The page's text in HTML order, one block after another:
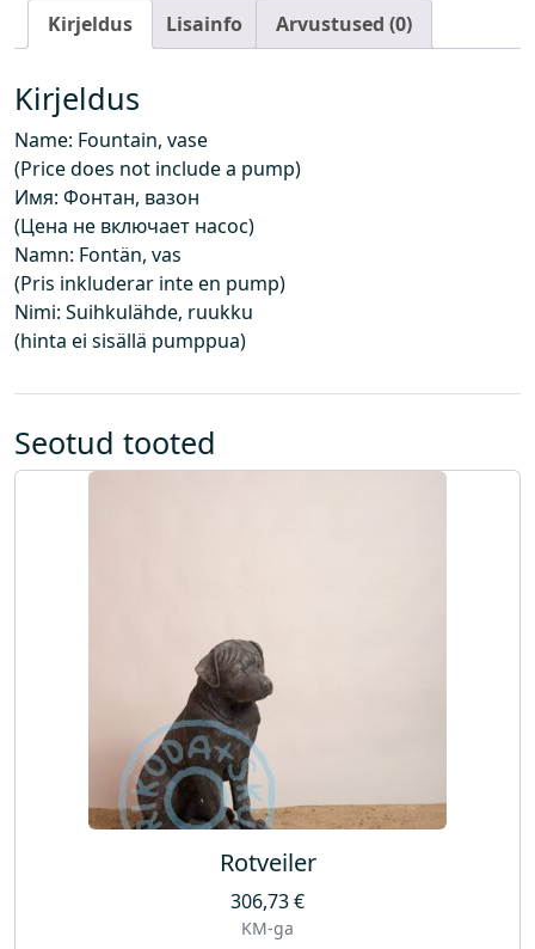
v
a
a
s
(
h
i
n
d
e
i
i
s
a
Kirjeldus Lisainfo Arvustused (0)
Kirjeldus
Name: Fountain, vase
(Price does not include a pump)
Имя: Фонтан, вазон
(Цена не включает насос)
Namn: Fontän, vas
(Pris inkluderar inte en pump)
Nimi: Suihkulähde, ruukku
(hinta ei sisällä pumppua)
Seotud tooted
Rotveiler
306,73€
KM-ga